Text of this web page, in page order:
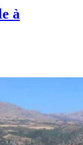
à